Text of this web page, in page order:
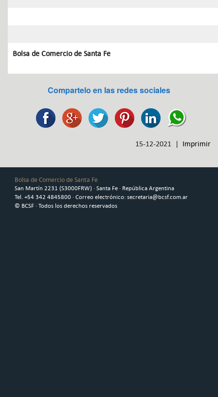
Bolsa de Comercio de Santa Fe
Compartelo en las redes sociales
15-12-2021 | Imprimir
Bolsa de Comercio de Santa Fe
San Martín 2231 (S3000FRW) · Santa Fe · República Argentina
Tel. +54 342 4845800 · Correo electrónico: secretaria@bcsf.com.ar
© BCSF · Todos los derechos reservados